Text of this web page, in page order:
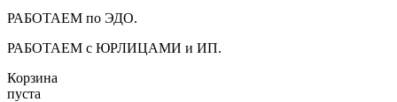
РАБОТАЕМ по ЭДО.
РАБОТАЕМ с ЮРЛИЦАМИ и ИП.
Корзина
пуста